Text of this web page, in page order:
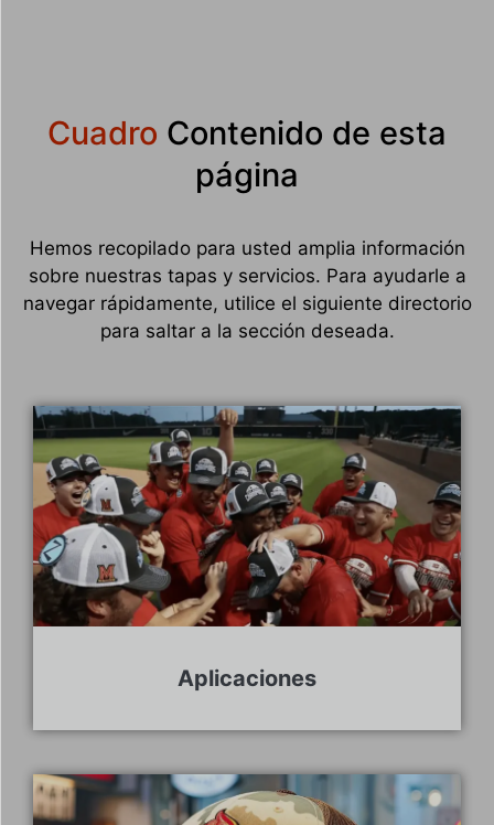
Cuadro Contenido de esta
página
Hemos recopilado para usted amplia información
sobre nuestras tapas y servicios. Para ayudarle a
navegar rápidamente, utilice el siguiente directorio
para saltar a la sección deseada.
Aplicaciones